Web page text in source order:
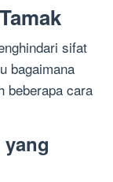
sifat
bagaimana
beberapa cara